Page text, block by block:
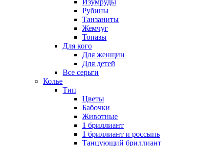
Изумруды
Рубины
Танзаниты
Жемчуг
Топазы
Для кого
Для женщин
Для детей
Все серьги
Колье
Тип
Цветы
Бабочки
Животные
1 бриллиант
1 бриллиант и россыпь
Танцующий бриллиант